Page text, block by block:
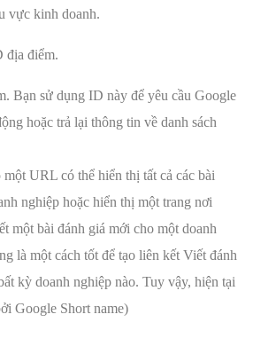
vực kinh doanh.
địa điểm.
Bạn sử dụng ID này để yêu cầu Google
hoặc trả lại thông tin về danh sách
URL có thể hiển thị tất cả các bài
nghiệp hoặc hiển thị một trang nơi
một bài đánh giá mới cho một doanh
là một cách tốt để tạo liên kết Viết đánh
kỳ doanh nghiệp nào. Tuy vậy, hiện tại
Google Short name)